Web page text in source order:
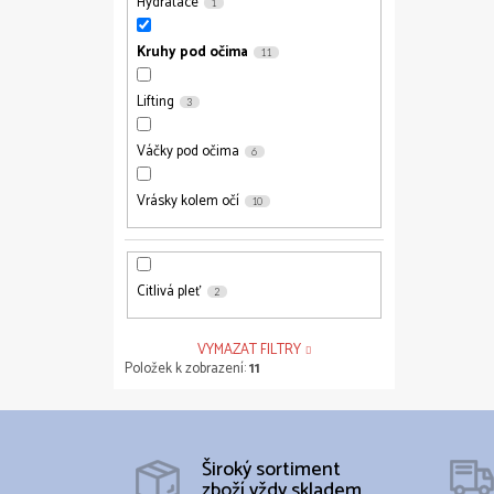
1
Kruhy pod očima 11
Lifting 3
Váčky pod očima 6
Vrásky kolem očí 10
Citlivá pleť 2
VYMAZAT FILTRY
Položek k zobrazení:11
Široký sortiment